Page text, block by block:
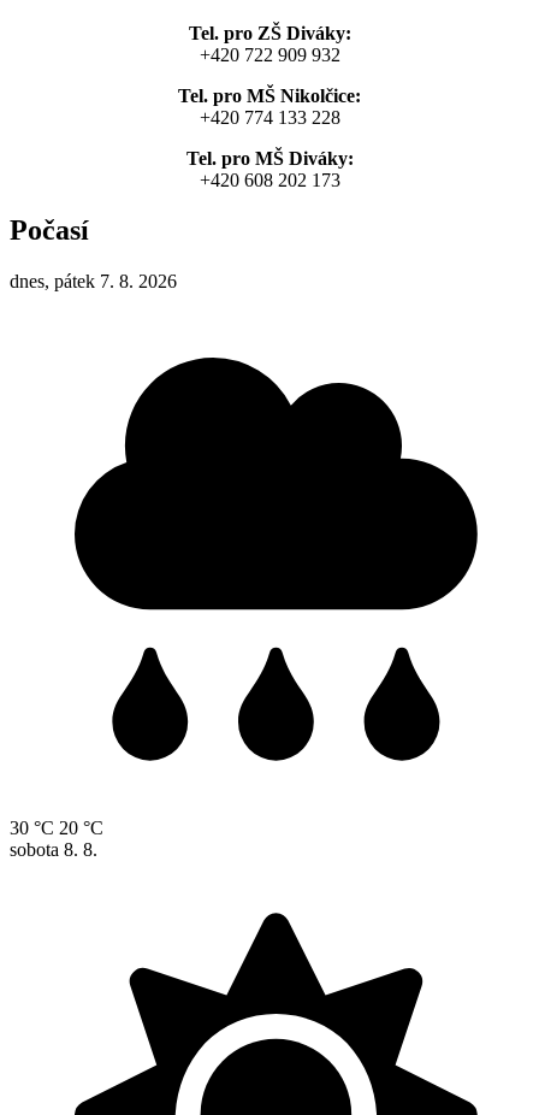
Tel. pro ZŠ Diváky:
+420 722 909 932
Tel. pro MŠ Nikolčice:
+420 774 133 228
Tel. pro MŠ Diváky:
+420 608 202 173
Počasí
dnes, pátek 7. 8. 2026
30 °C 20 °C
sobota 8. 8.